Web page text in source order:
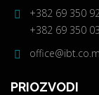
+382 69 350
+382 69 350
PRIOZVODI